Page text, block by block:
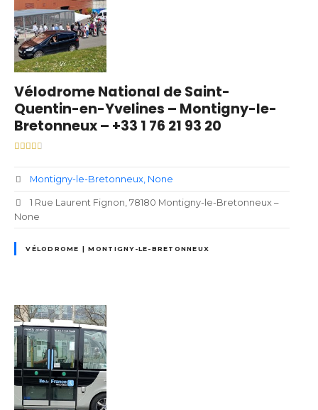
Vélodrome National de Saint-
Quentin-en-Yvelines – Montigny-le-
Bretonneux – +33 1 76 21 93 20
Montigny-le-Bretonneux None
1 Rue Laurent Fignon, 78180 Montigny-le-Bretonneux –
None
VÉLODROME | MONTIGNY-LE-BRETONNEUX